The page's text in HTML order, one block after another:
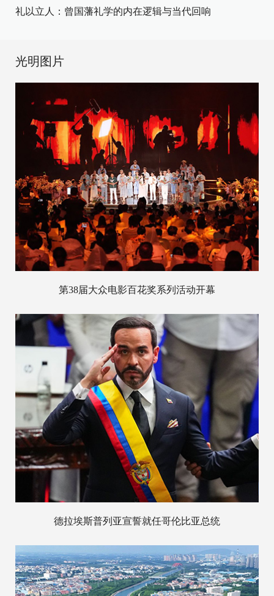
礼以立人：曾国藩礼学的内在逻辑与当代回响
光明图片
第38届大众电影百花奖系列活动开幕
德拉埃斯普列亚宣誓就任哥伦比亚总统